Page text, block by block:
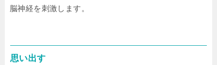
脳神経を刺激します。
思い出す